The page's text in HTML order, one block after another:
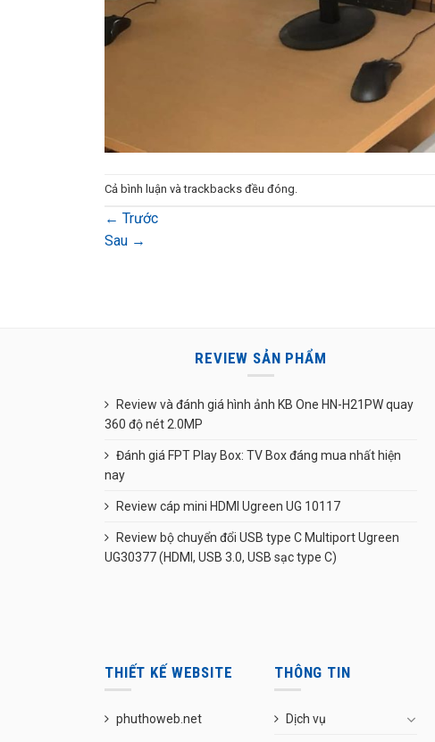
Cả bình luận và trackbacks đều đóng.
← Trước
Sau →
REVIEW SẢN PHẨM
Review và đánh giá hình ảnh KB One HN-H21PW quay
360 độ nét 2.0MP
Đánh giá FPT Play Box: TV Box đáng mua nhất hiện
nay
Review cáp mini HDMI Ugreen UG 10117
Review bộ chuyển đổi USB type C Multiport Ugreen
UG30377 (HDMI, USB 3.0, USB sạc type C)
THIẾT KẾ WEBSITE
phuthoweb.net
THÔNG TIN
Dịch vụ